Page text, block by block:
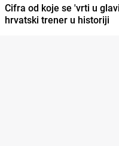
Cifra od koje se 'vrti u
hrvatski trener u historiji